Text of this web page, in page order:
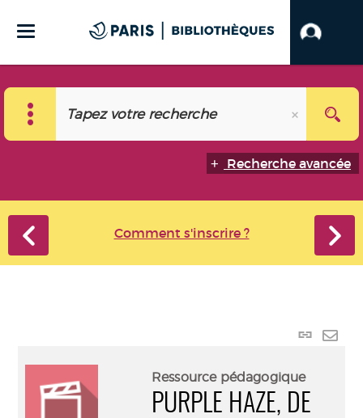
Recherche avancée
Comment s'inscrire ?
Lien
Ressource pédagogique
PURPLE HAZE, DE